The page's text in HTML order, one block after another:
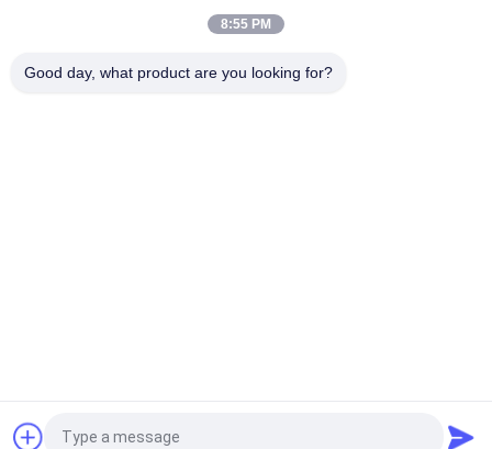
Ligne productrice écumante continue d'éponge
Mousse
Demandez un devis
8:55 PM
Good day, what product are you looking for?